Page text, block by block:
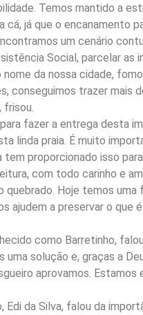
Temos mantido a
já que o encanamento
um cenário
Social, parcelar as
da nossa cidade,
conseguimos trazer mais
fazer a entrega desta
linda praia. É muito
proporcionado isso
com todo carinho e
Hoje temos
ajudem a preservar o que
como Barretinho,
solução e, graças a
aprovamos. Estamos
da Silva, falou da